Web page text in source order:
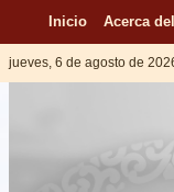
Inicio Acerca
jueves, 6 de agosto de